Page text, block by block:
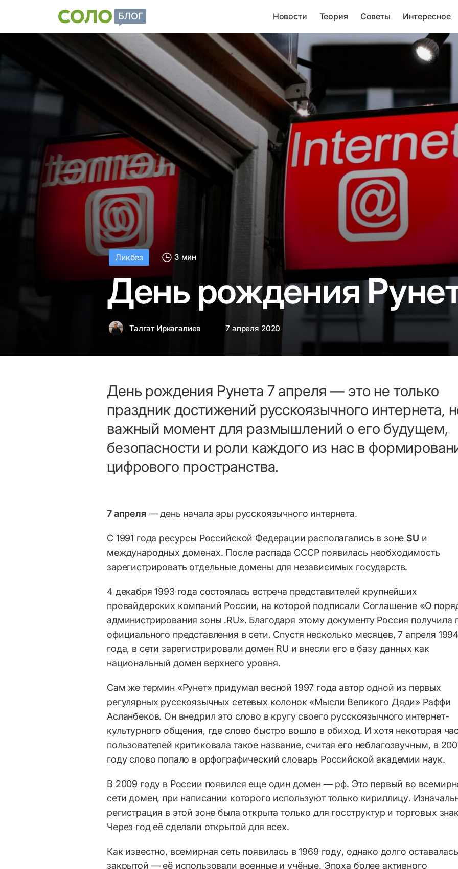
Новости Теория Советы Интересное
Ликбез 3 мин
День рождения
Талгат Иркагалиев 7 апреля 2020
День рождения Рунета 7 апреля — это не только
праздник достижений русскоязычного интернета,
важный момент для размышлений о его будущем,
безопасности и роли каждого из нас в
цифрового пространства.
7 апреля — день начала эры русскоязычного интернета.
С 1991 года ресурсы Российской Федерации располагались в зонеSU и
международных доменах. После распада СССР появилась необходимость
зарегистрировать отдельные домены для независимых государств.
4 декабря 1993 года состоялась встреча представителей крупнейших
провайдерских компаний России, на которой подписали Соглашение «О
администрирования зоны .RU». Благодаря этому документу Россия получила
официального представления в сети. Спустя несколько месяцев, 7 апреля 1994
года, в сети зарегистрировали домен RU и внесли его в базу данных как
национальный домен верхнего уровня.
Сам же термин «Рунет» придумал весной 1997 года автор одной из первых
регулярных русскоязычных сетевых колонок «Мысли Великого Дяди» Раффи
Асланбеков. Он внедрил это слово в кругу своего русскоязычного интернет-
культурного общения, где слово быстро вошло в обиход. И хотя некоторая
пользователей критиковала такое название, считая его неблагозвучным, в
году слово попало в орфографический словарь Российской академии наук.
В 2009 году в России появился еще один домен — рф. Это первый во
сети домен, при написании которого используют только кириллицу.
регистрация в этой зоне была открыта только для госструктур и торговых
Через год её сделали открытой для всех.
Как известно, всемирная сеть появилась в 1969 году, однако долго оставалась
закрытой — её использовали военные и учёные. Эпоха более активного